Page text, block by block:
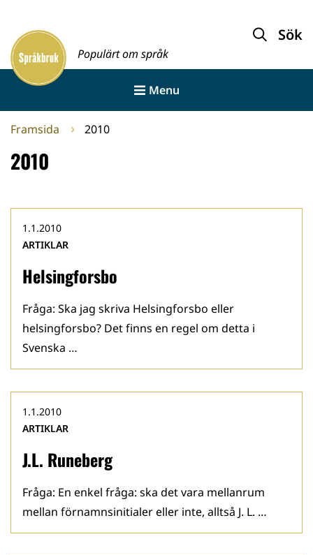
innehållet
Framsida
Populärt om språk
Sök
Menu
Framsida 2010
2010
Helsingforsbo
1.1.2010
ARTIKLAR
Fråga: Ska jag skriva Helsingforsbo eller
helsingforsbo? Det finns en regel om detta i
Svenska …
J.L. Runeberg
1.1.2010
ARTIKLAR
Fråga: En enkel fråga: ska det vara mellanrum
mellan förnamnsinitialer eller inte, alltså J. L. …